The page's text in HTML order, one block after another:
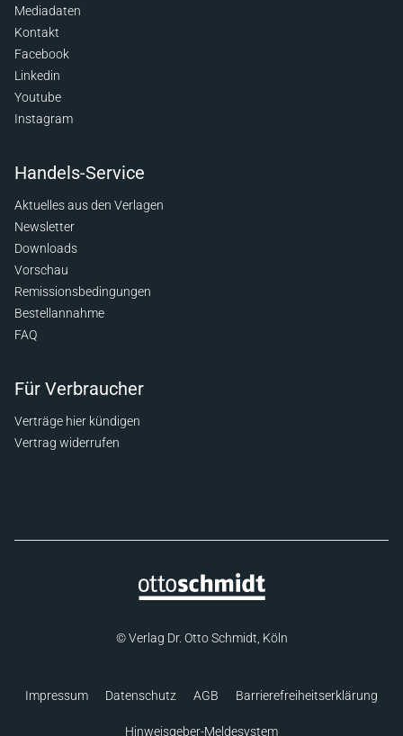
Mediadaten
Kontakt
Facebook
Linkedin
Youtube
Instagram
Handels-Service
Aktuelles aus den Verlagen
Newsletter
Downloads
Vorschau
Remissionsbedingungen
Bestellannahme
FAQ
Für Verbraucher
Verträge hier kündigen
Vertrag widerrufen
© Verlag Dr. Otto Schmidt, Köln
Impressum Datenschutz AGB Barrierefreiheitserklärung
Hinweisgeber-Meldesystem